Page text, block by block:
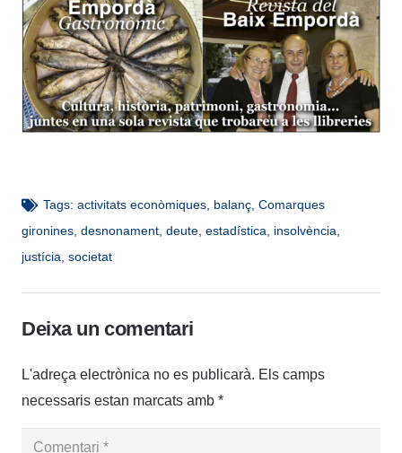
Tags: activitats econòmiques, balanç, Comarques
gironines desnonament deute estadística insolvència
justícia societat
Deixa un comentari
L'adreça electrònica no es publicarà. Els camps
necessaris estan marcats amb *